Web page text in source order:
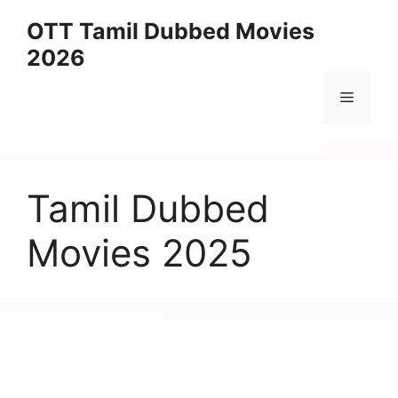
content
OTT Tamil Dubbed Movies
2026
Menu
Tamil Dubbed
Movies 2025